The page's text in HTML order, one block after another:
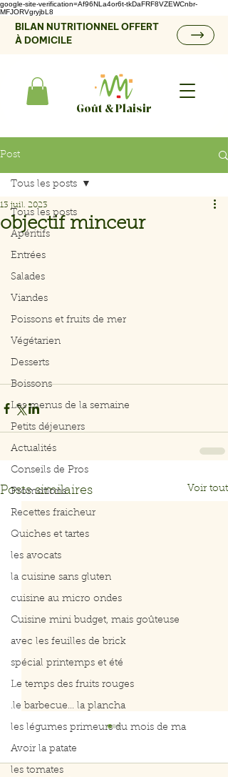
google-site-verification=Af96NLa4or6t-tkDaFRF8VZEWCnbr-
MFJORVgryjbL8
BILAN NUTRITIONNEL OFFERT
À DOMICILE
Goût & Plaisir
Post
Tous les posts
Apéritifs
Entrées
Salades
Viandes
Poissons et fruits de mer
Végétarien
Desserts
Boissons
Les menus de la semaine
Petits déjeuners
Actualités
Conseils de Pros
Promotions
Recettes fraicheur
Quiches et tartes
les avocats
la cuisine sans gluten
cuisine au micro ondes
Cuisine mini budget, mais goûteuse
avec les feuilles de brick
spécial printemps et été
Le temps des fruits rouges
.le barbecue... la plancha
les légumes primeurs du mois de ma
Avoir la patate
les tomates
Tous les posts
objectif minceur
13 juil. 2023
Posts similaires Voir tout